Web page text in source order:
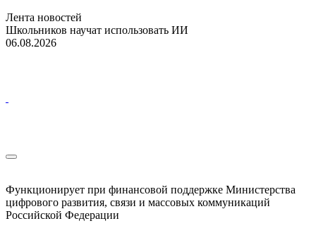
Лента новостей
Школьников научат использовать ИИ
06.08.2026
Функционирует при финансовой поддержке Министерства
цифрового развития, связи и массовых коммуникаций
Российской Федерации